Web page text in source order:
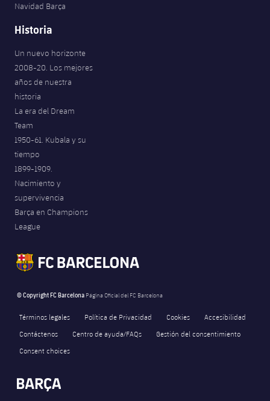
Navidad Barça
Historia
Un nuevo horizonte
2008-20. Los mejores
años de nuestra
historia
La era del Dream
Team
1950-61. Kubala y su
tiempo
1899-1909.
Nacimiento y
supervivencia
Barça en Champions
League
© Copyright FC Barcelona Página Oficial del FC Barcelona
Términos legales Política de Privacidad Cookies
Accesibilidad
Contáctenos
Centro de ayuda/FAQs
Gestión del consentimiento
Consent choices